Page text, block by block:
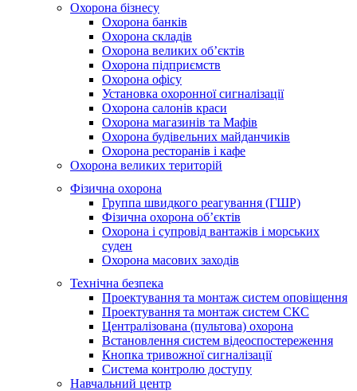
Охорона бізнесу
Охорона банків
Охорона складів
Охорона великих об’єктів
Охорона підприємств
Охорона офісу
Установка охоронної сигналізації
Охорона салонів краси
Охорона магазинів та Мафів
Охорона будівельних майданчиків
Охорона ресторанів і кафе
Охорона великих територій
Фізична охорона
Группа швидкого реагування (ГШР)
Фізична охорона об’єктів
Охорона і супровід вантажів і морських
суден
Охорона масових заходів
Технічна безпека
Проектування та монтаж систем оповіщення
Проектування та монтаж систем СКС
Централізована (пультова) охорона
Встановлення систем відеоспостереження
Кнопка тривожної сигналізації
Система контролю доступу
Навчальний центр